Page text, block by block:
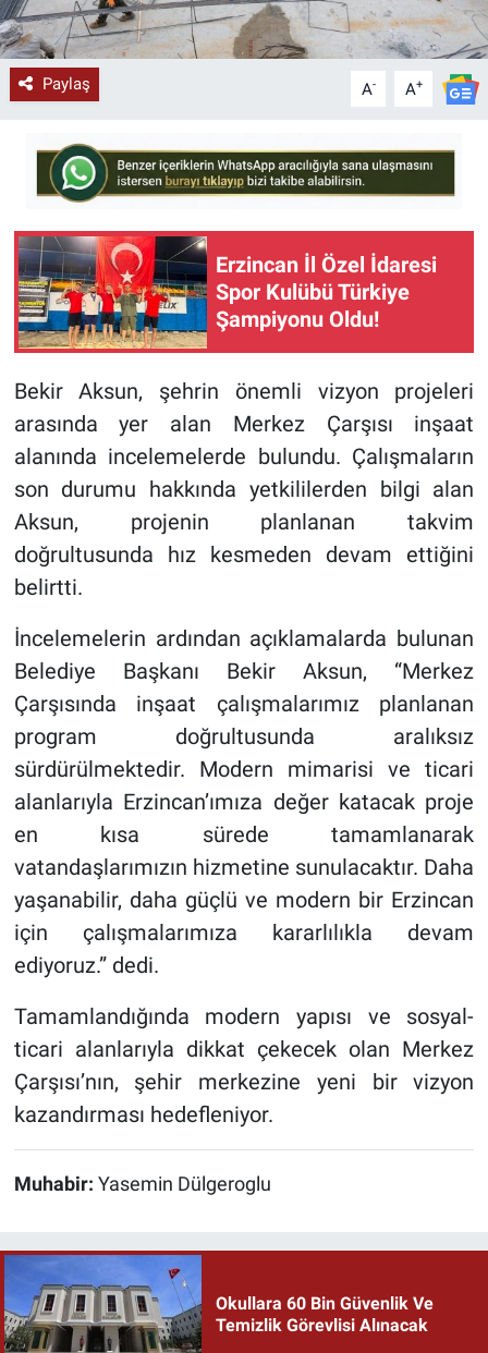
Paylaş A- A+
Erzincan İl Özel İdaresi
Spor Kulübü Türkiye
Şampiyonu Oldu!
Bekir Aksun, şehrin önemli vizyon projeleri
arasında yer alan Merkez Çarşısı inşaat
alanında incelemelerde bulundu. Çalışmaların
son durumu hakkında yetkililerden bilgi alan
Aksun, projenin planlanan takvim
doğrultusunda hız kesmeden devam ettiğini
belirtti.
İncelemelerin ardından açıklamalarda bulunan
Belediye Başkanı Bekir Aksun, “Merkez
Çarşısında inşaat çalışmalarımız planlanan
program doğrultusunda aralıksız
sürdürülmektedir. Modern mimarisi ve ticari
alanlarıyla Erzincan’ımıza değer katacak proje
en kısa sürede tamamlanarak
vatandaşlarımızın hizmetine sunulacaktır. Daha
yaşanabilir, daha güçlü ve modern bir Erzincan
için çalışmalarımıza kararlılıkla devam
ediyoruz.” dedi.
Tamamlandığında modern yapısı ve sosyal-
ticari alanlarıyla dikkat çekecek olan Merkez
Çarşısı’nın, şehir merkezine yeni bir vizyon
kazandırması hedefleniyor.
Muhabir: Yasemin Dülgeroglu
Okullara 60 Bin Güvenlik Ve
Temizlik Görevlisi Alınacak